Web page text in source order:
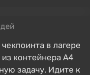
в лагере
контейнера A4
задачу. Идите к